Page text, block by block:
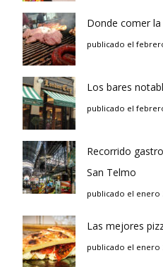
Donde comer
publicado el
Los bares
publicado el
Recorrido
San Telmo
publicado el enero
Las mejores
publicado el enero